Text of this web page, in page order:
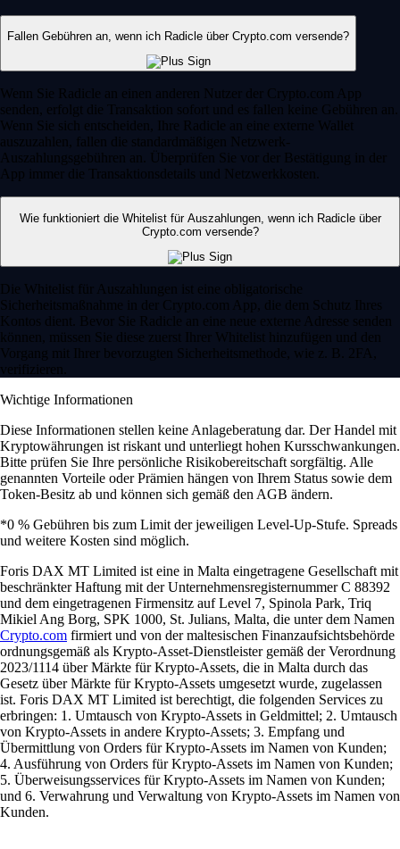
Fallen Gebühren an, wenn ich Radicle über Crypto.com versende?
Wenn Sie Radicle an einen anderen Nutzer der Crypto.com App
senden, erfolgt die Transaktion sofort und es fallen keine Gebühren an.
Wenn Sie sich entscheiden, Ihre Radicle an eine externe Wallet
auszuzahlen, fallen die standardmäßigen Netzwerk-
Auszahlungsgebühren an. Überprüfen Sie vor der Bestätigung in der
App immer die Transaktionsdetails und Netzwerkkosten.
Wie funktioniert die Whitelist für Auszahlungen, wenn ich Radicle über
Crypto.com versende?
Die Whitelist für Auszahlungen ist eine obligatorische
Sicherheitsmaßnahme in der Crypto.com App, die dem Schutz Ihres
Kontos dient. Bevor Sie Radicle an eine neue externe Adresse senden
können, müssen Sie diese zuerst Ihrer Whitelist hinzufügen und den
Vorgang mit Ihrer bevorzugten Sicherheitsmethode, wie z. B. 2FA,
verifizieren.
Wichtige Informationen
Diese Informationen stellen keine Anlageberatung dar. Der Handel mit
Kryptowährungen ist riskant und unterliegt hohen Kursschwankungen.
Bitte prüfen Sie Ihre persönliche Risikobereitschaft sorgfältig. Alle
genannten Vorteile oder Prämien hängen von Ihrem Status sowie dem
Token-Besitz ab und können sich gemäß den AGB ändern.
*0 % Gebühren bis zum Limit der jeweiligen Level-Up-Stufe. Spreads
und weitere Kosten sind möglich.
Foris DAX MT Limited ist eine in Malta eingetragene Gesellschaft mit
beschränkter Haftung mit der Unternehmensregisternummer C 88392
und dem eingetragenen Firmensitz auf Level 7, Spinola Park, Triq
Mikiel Ang Borg, SPK 1000, St. Julians, Malta, die unter dem Namen
Crypto.com firmiert und von der maltesischen Finanzaufsichtsbehörde
ordnungsgemäß als Krypto-Asset-Dienstleister gemäß der Verordnung
2023/1114 über Märkte für Krypto-Assets, die in Malta durch das
Gesetz über Märkte für Krypto-Assets umgesetzt wurde, zugelassen
ist. Foris DAX MT Limited ist berechtigt, die folgenden Services zu
erbringen: 1. Umtausch von Krypto-Assets in Geldmittel; 2. Umtausch
von Krypto-Assets in andere Krypto-Assets; 3. Empfang und
Übermittlung von Orders für Krypto-Assets im Namen von Kunden;
4. Ausführung von Orders für Krypto-Assets im Namen von Kunden;
5. Überweisungsservices für Krypto-Assets im Namen von Kunden;
und 6. Verwahrung und Verwaltung von Krypto-Assets im Namen von
Kunden.